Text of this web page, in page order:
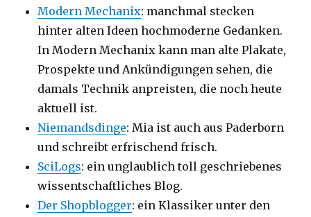
Modern Mechanix: manchmal stecken
hinter alten Ideen hochmoderne Gedanken.
In Modern Mechanix kann man alte Plakate,
Prospekte und Ankündigungen sehen, die
damals Technik anpreisten, die noch heute
aktuell ist.
Niemandsdinge: Mia ist auch aus Paderborn
und schreibt erfrischend frisch.
SciLogs: ein unglaublich toll geschriebenes
wissentschaftliches Blog.
Der Shopblogger: ein Klassiker unter den